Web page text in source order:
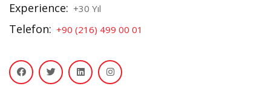
Experience: +30 Yıl
Telefon: +90 (216) 499 00 01